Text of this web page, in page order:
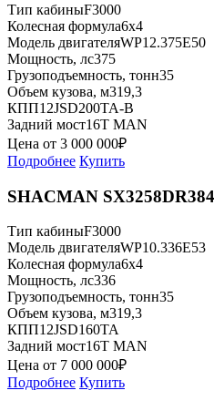
Тип кабиныF3000
Колесная формула6x4
Модель двигателяWP12.375E50
Мощность, лс375
Грузоподъемность, тонн35
Объем кузова, м319,3
КПП12JSD200TA-В
Задний мост16T MAN
Цена от 3 000 000₽
Подробнее Купить
SHACMAN SX3258DR384
Тип кабиныF3000
Модель двигателяWP10.336E53
Колесная формула6x4
Мощность, лс336
Грузоподъемность, тонн35
Объем кузова, м319,3
КПП12JSD160TA
Задний мост16T MAN
Цена от 7 000 000₽
Подробнее Купить